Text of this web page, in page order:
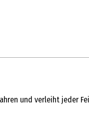
und verleiht jeder